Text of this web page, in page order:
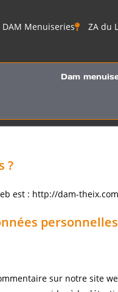
DAM Menuiseries ZA du
Dam
?
est : http://dam-
sur notre site